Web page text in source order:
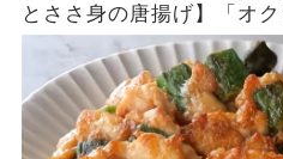
とささ身の唐揚げ】「オ
♪」「まるめし」